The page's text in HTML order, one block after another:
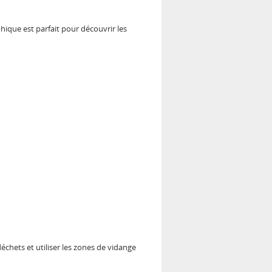
est parfait pour découvrir les
et utiliser les zones de vidange